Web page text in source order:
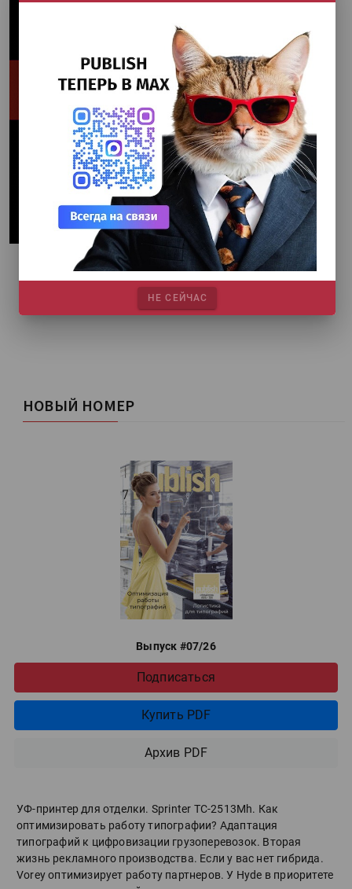
НОВЫЙ НОМЕР
Выпуск #07/26
Подписаться
Купить PDF
Архив PDF
УФ-принтер для отделки. Sprinter ТС-2513Mh. Как
оптимизировать работу типографии? Адаптация
типографий к цифровизации грузоперевозок. Вторая
жизнь рекламного производства. Если у вас нет гибрида.
Vorey оптимизирует работу партнеров. У Hyde в приоритете
НЕ СЕЙЧАС